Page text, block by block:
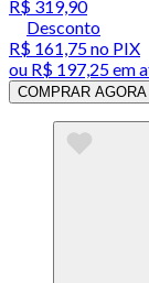
R$ 319,90
Desconto
R$ 161,75no PIX
ou R$ 197,25em
COMPRAR AGORA